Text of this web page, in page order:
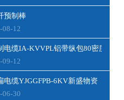
预制棒
08-12
电缆IA-KVVPL铝带纵包80密度
09-12
电缆YJGGFPB-6KV新盛物资
06-30